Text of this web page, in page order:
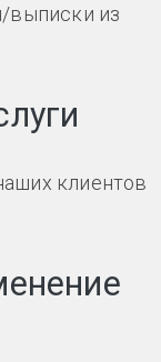
выписки из
клиентов